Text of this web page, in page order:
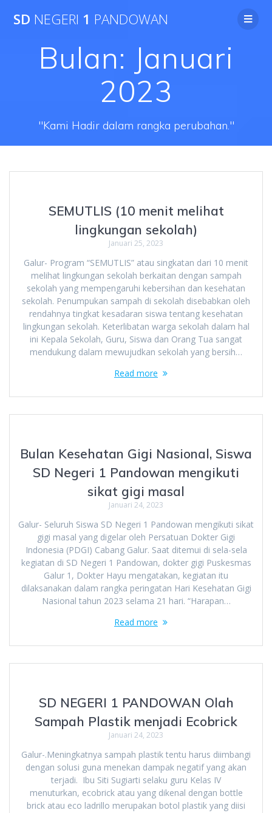
SD NEGERI 1 PANDOWAN
Bulan: Januari
2023
"Kami Hadir dalam rangka perubahan."
SEMUTLIS (10 menit melihat
lingkungan sekolah)
Januari 25, 2023
Galur- Program “SEMUTLIS” atau singkatan dari 10 menit
melihat lingkungan sekolah berkaitan dengan sampah
sekolah yang mempengaruhi kebersihan dan kesehatan
sekolah. Penumpukan sampah di sekolah disebabkan oleh
rendahnya tingkat kesadaran siswa tentang kesehatan
lingkungan sekolah. Keterlibatan warga sekolah dalam hal
ini Kepala Sekolah, Guru, Siswa dan Orang Tua sangat
mendukung dalam mewujudkan sekolah yang bersih…
Read more
Bulan Kesehatan Gigi Nasional, Siswa
SD Negeri 1 Pandowan mengikuti
sikat gigi masal
Januari 24, 2023
Galur- Seluruh Siswa SD Negeri 1 Pandowan mengikuti sikat
gigi masal yang digelar oleh Persatuan Dokter Gigi
Indonesia (PDGI) Cabang Galur. Saat ditemui di sela-sela
kegiatan di SD Negeri 1 Pandowan, dokter gigi Puskesmas
Galur 1, Dokter Hayu mengatakan, kegiatan itu
dilaksanakan dalam rangka peringatan Hari Kesehatan Gigi
Nasional tahun 2023 selama 21 hari. “Harapan…
Read more
SD NEGERI 1 PANDOWAN Olah
Sampah Plastik menjadi Ecobrick
Januari 24, 2023
Galur-.Meningkatnya sampah plastik tentu harus diimbangi
dengan solusi guna menekan dampak negatif yang akan
terjadi. Ibu Siti Sugiarti selaku guru Kelas IV
menuturkan, ecobrick atau yang dikenal dengan bottle
brick atau eco ladrillo merupakan botol plastik yang diisi